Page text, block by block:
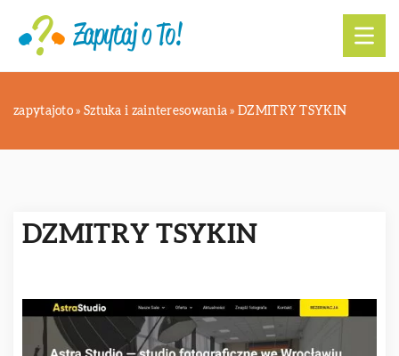
zapytajoto » Sztuka i zainteresowania »DZMITRY TSYKIN
DZMITRY TSYKIN